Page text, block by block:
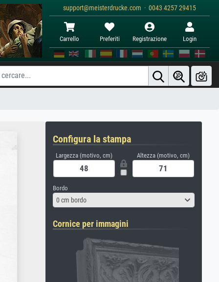
support@meisterdrucke.com · 0043 4257 29415
Carrello Preferiti Registrazione Login
Configura la stampa
Largezza (motivo, cm) Altezza (motivo, cm)
Bordo
0 cm bordo
Cornice per immagini